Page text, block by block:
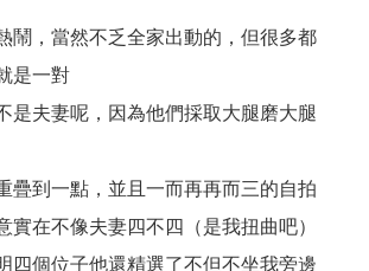
鬧，當然不乏全家出動的，但很多都
是一對
是夫妻呢，因為他們採取大腿磨大腿
疊到一點，並且一而再再而三的自拍
實在不像夫妻四不四（是我扭曲吧）
四個位子他還精選了不但不坐我旁邊